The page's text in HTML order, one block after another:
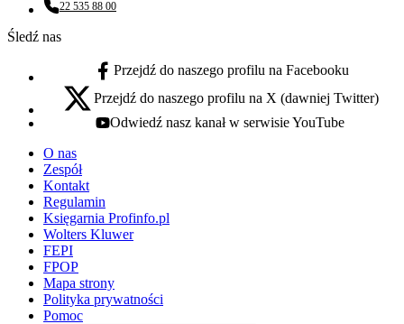
Numer telefonu:
22 535 88 00
Śledź nas
facebook - otwiera się w nowej karcie
Przejdź do naszego profilu na Facebooku
x - otwiera się w nowej karcie
Przejdź do naszego profilu na X (dawniej Twitter)
youtube - otwiera się w nowej karcie
Odwiedź nasz kanał w serwisie YouTube
O nas
Zespół
Kontakt
Regulamin
Księgarnia Profinfo.pl
Wolters Kluwer
FEPI
FPOP
Mapa strony
Polityka prywatności
Pomoc